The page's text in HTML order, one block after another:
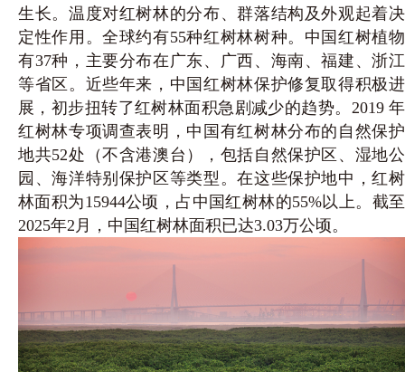
生长。温度对红树林的分布、群落结构及外观起着决
定性作用。全球约有55种红树林树种。中国红树植物
有37种，主要分布在广东、广西、海南、福建、浙江
等省区。近些年来，中国红树林保护修复取得积极进
展，初步扭转了红树林面积急剧减少的趋势。2019 年
红树林专项调查表明，中国有红树林分布的自然保护
地共52处（不含港澳台），包括自然保护区、湿地公
园、海洋特别保护区等类型。在这些保护地中，红树
林面积为15944公顷，占中国红树林的55%以上。截至
2025年2月，中国红树林面积已达3.03万公顷。